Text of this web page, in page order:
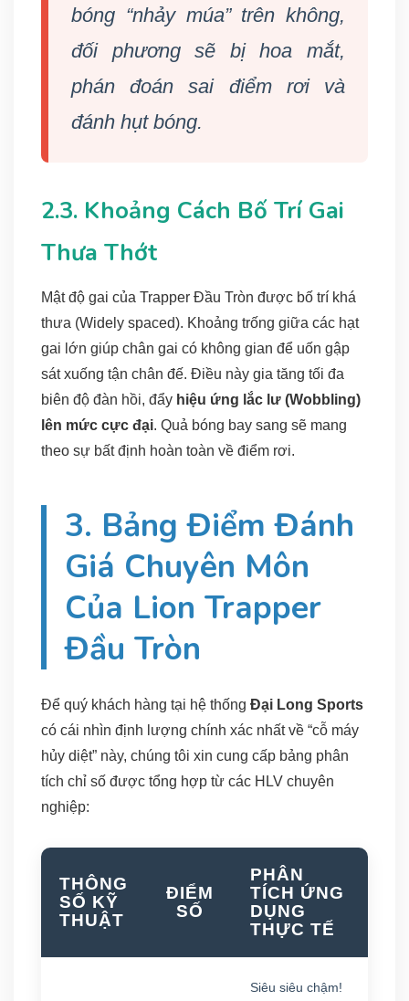
bóng “nhảy múa” trên không,
đối phương sẽ bị hoa mắt,
phán đoán sai điểm rơi và
đánh hụt bóng.
2.3. Khoảng Cách Bố Trí Gai
Thưa Thớt
Mật độ gai của Trapper Đầu Tròn được bố trí khá
thưa (Widely spaced). Khoảng trống giữa các hạt
gai lớn giúp chân gai có không gian để uốn gập
sát xuống tận chân đế. Điều này gia tăng tối đa
biên độ đàn hồi, đẩy hiệu ứng lắc lư (Wobbling)
lên mức cực đại. Quả bóng bay sang sẽ mang
theo sự bất định hoàn toàn về điểm rơi.
3. Bảng Điểm Đánh
Giá Chuyên Môn
Của Lion Trapper
Đầu Tròn
Để quý khách hàng tại hệ thống Đại Long Sports
có cái nhìn định lượng chính xác nhất về “cỗ máy
hủy diệt” này, chúng tôi xin cung cấp bảng phân
tích chỉ số được tổng hợp từ các HLV chuyên
nghiệp:
THÔNG
SỐ KỸ
THUẬT
ĐIỂM
SỐ
PHÂN
TÍCH ỨNG
DỤNG
THỰC TẾ
Siêu siêu chậm!